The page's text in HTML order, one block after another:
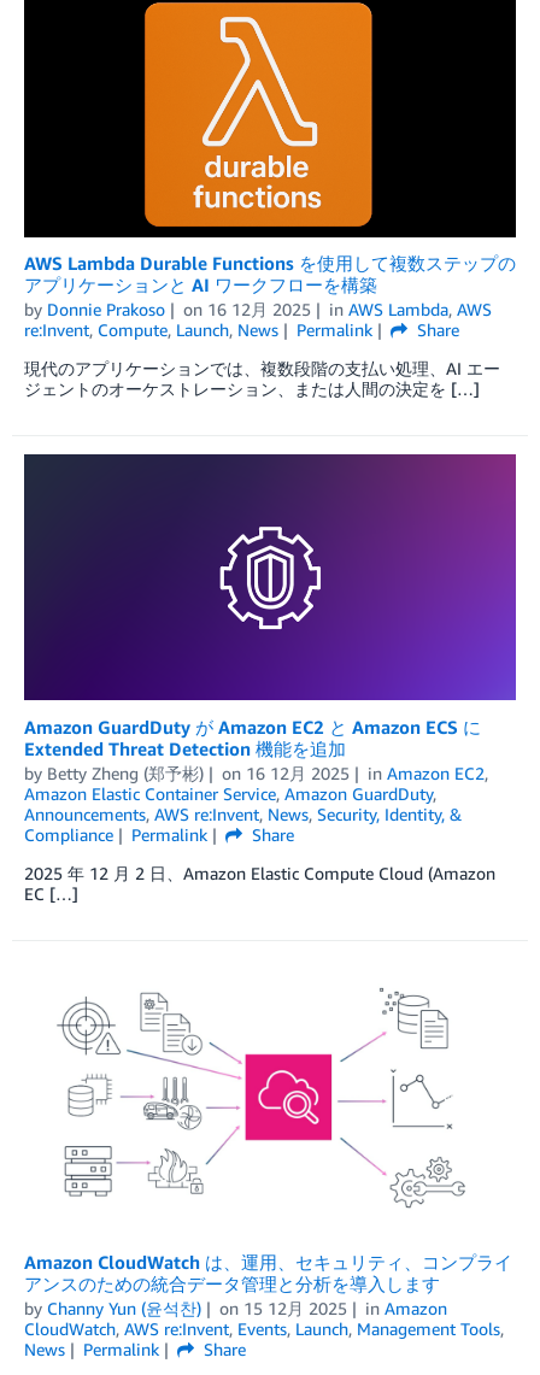
AWS Lambda Durable Functions を使用して複数ステップの
アプリケーションと AI ワークフローを構築
by Donnie Prakoso on 16 12月 2025 in AWS Lambda, AWS
re:Invent, Compute, Launch, News Permalink
Share
現代のアプリケーションでは、複数段階の支払い処理、AI エー
ジェントのオーケストレーション、または人間の決定を […]
Amazon GuardDuty が Amazon EC2 と Amazon ECS に
Extended Threat Detection 機能を追加
by Betty Zheng (郑予彬) on 16 12月 2025 in Amazon EC2,
Amazon Elastic Container Service, Amazon GuardDuty,
Announcements, AWS re:Invent, News, Security, Identity, &
Compliance
Permalink
Share
2025 年 12 月 2 日、Amazon Elastic Compute Cloud (Amazon
EC […]
Amazon CloudWatch は、運用、セキュリティ、コンプライ
アンスのための統合データ管理と分析を導入します
by Channy Yun (윤석찬) on 15 12月 2025 in Amazon
CloudWatch, AWS re:Invent, Events, Launch, Management Tools,
News
Permalink
Share